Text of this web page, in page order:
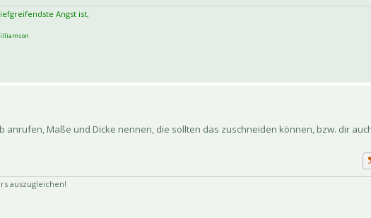
Angst ist,
Maße und Dicke nennen, die sollten das zuschneiden können, bzw. dir
auszugleichen!